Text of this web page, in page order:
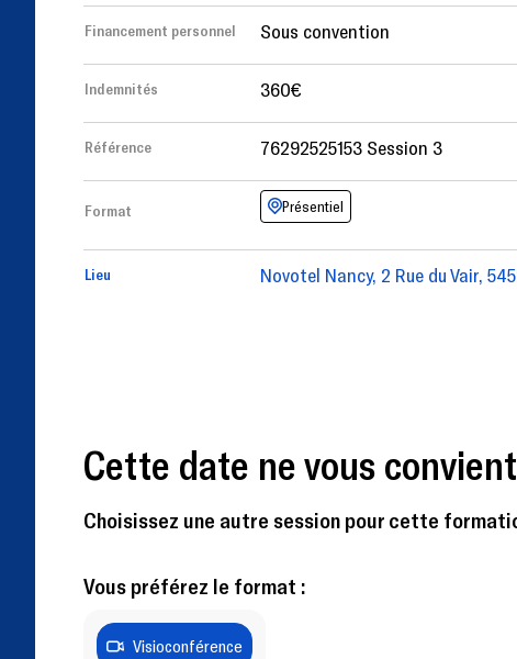
Financement personnel Sous convention
Indemnités 360€
Référence 76292525153 Session 3
Format Présentiel
Lieu Novotel Nancy, 2 Rue du Vair,
Cette date ne vous
Choisissez une autre session pour cette
Vous préférez le format :
Visioconférence